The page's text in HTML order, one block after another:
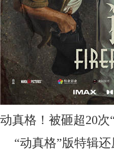
动真格！被砸超20次
“动真格”版特辑